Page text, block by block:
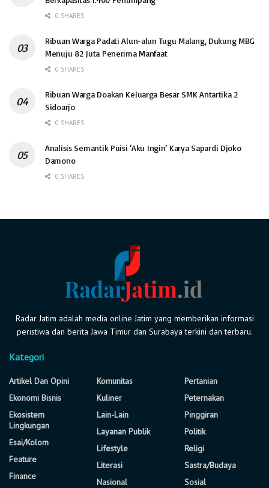
0 SHARES
Ribuan Warga Padati Alun-alun Tugu Malang, Dukung MBG
Menuju 82 Juta Penerima Manfaat
0 SHARES
Ribuan Warga Doakan Keluarga Besar SMK Antartika 2
Sidoarjo
0 SHARES
Analisis Semantik Puisi ‘Aku Ingin’ Karya Sapardi Djoko
Damono
0 SHARES
Radar Jatim adalah media online Jatim yang memberikan informasi
peristiwa dan berita Jawa Timur dan Surabaya terkini dan terbaru.
Kategori
Artikel Dan Opini
Ekonomi Bisnis
Ekosistem
Lingkungan
Esai/Kolom
Feature
Finance
Komunitas
Kuliner
Lain-Lain
Layanan Publik
Lifestyle
Literasi
Nasional
Pertanian
Peternakan
Pinggiran
Politik
Religi
Sastra/Budaya
Sosial